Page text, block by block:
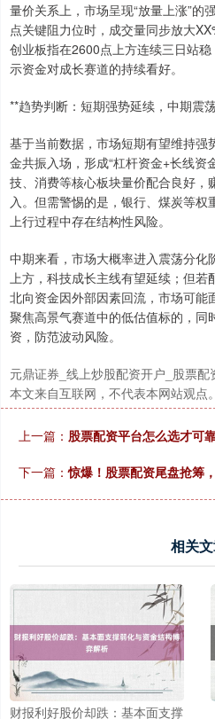
量价关系上，市场呈现“放量上涨”的
点关键阻力位时，成交量同步放大
创业板指在2600点上方连续三日站
示资金对成长赛道的持续看好。
**趋势判断：短期强势延续，中期震
基于当前数据，市场短期有望维持强
金共振入场，形成“杠杆资金+长线资
技、消费等核心板块量价配合良好，
入。但需警惕的是，银行、煤炭等
上行过程中存在结构性风险。
中期来看，市场大概率进入震荡分
上方，科技成长主线有望延续；但若
北向资金因外部因素回流，市场可能
聚焦高景气赛道中的低估值标的，
资，防范波动风险。
元鼎证券_线上炒股配资开户_股票配
本文来自互联网，不代表本网站观点。
上一篇： 股票配资平台怎么选才可
下一篇：惊爆！股票配资尾盘抢筹
相关
财报利好股价却跌：基本面支撑